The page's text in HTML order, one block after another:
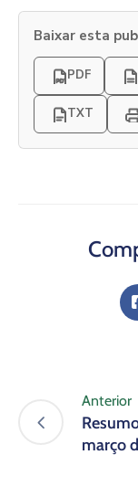
Baixar esta
PDF
TXT
Anterior
março